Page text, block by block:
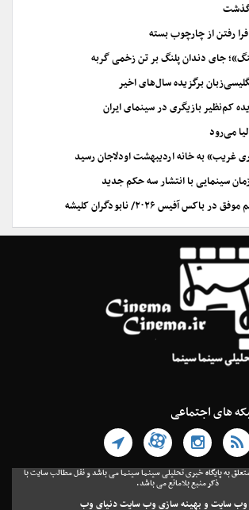
رفتن از چارچوب بسته
جای دندان پلنگ بر تن زخمی گربه
کم‌نظیر بازیگری در سینمای ایران
می‌رود
غریب» به خانه اردیبهشت اودلاجان رسید
سینمایی با انتشار سه حکم جدید
باکس آفیس ۲۰۲۶/ نابودگران کلیشه
های اجتماعی
به پایگاه خبری تحلیلی سینما سینما می باشد و نقل مطالب سایت با
ذکر منبع بلامانع می باشد.
وب سایت و بهینه سازی وب سایتدنیای وب